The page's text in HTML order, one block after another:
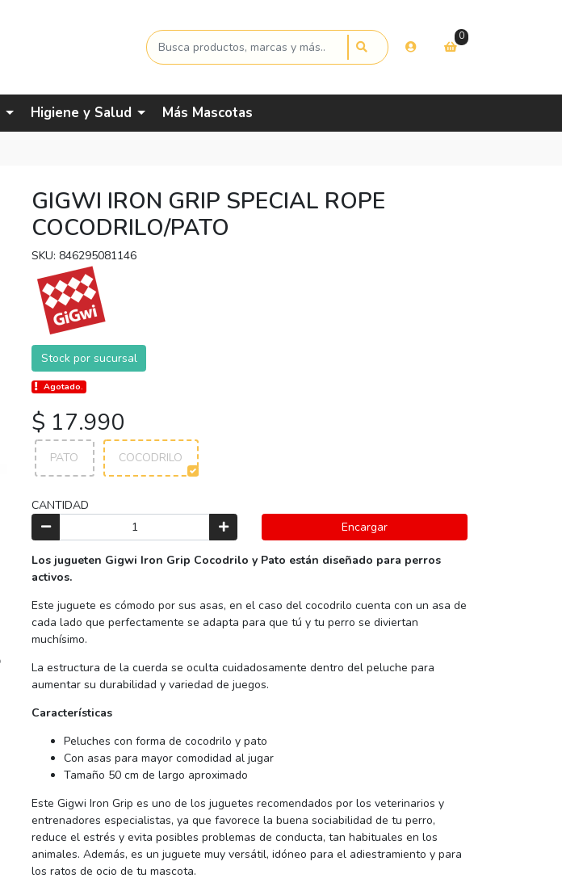
0
Higiene y Salud Más Mascotas
GIGWI IRON GRIP SPECIAL ROPE
COCODRILO/PATO
SKU: 846295081146
Stock por sucursal
Agotado.
$ 17.990
PATO COCODRILO
CANTIDAD
Encargar
Los jugueten Gigwi Iron Grip Cocodrilo y Pato están diseñado para perros
activos.
Este juguete es cómodo por sus asas, en el caso del cocodrilo cuenta con un asa de
cada lado que perfectamente se adapta para que tú y tu perro se diviertan
muchísimo.
La estructura de la cuerda se oculta cuidadosamente dentro del peluche para
aumentar su durabilidad y variedad de juegos.
Características
Peluches con forma de cocodrilo y pato
Con asas para mayor comodidad al jugar
Tamaño 50 cm de largo aproximado
Este Gigwi Iron Grip es uno de los juguetes recomendados por los veterinarios y
entrenadores especialistas, ya que favorece la buena sociabilidad de tu perro,
reduce el estrés y evita posibles problemas de conducta, tan habituales en los
animales. Además, es un juguete muy versátil, idóneo para el adiestramiento y para
los ratos de ocio de tu mascota.